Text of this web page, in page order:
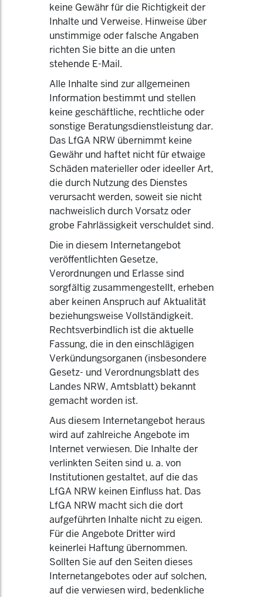
keine Gewähr für die Richtigkeit der
Inhalte und Verweise. Hinweise über
unstimmige oder falsche Angaben
richten Sie bitte an die unten
stehende E-Mail.
Alle Inhalte sind zur allgemeinen
Information bestimmt und stellen
keine geschäftliche, rechtliche oder
sonstige Beratungsdienstleistung dar.
Das LfGA NRW übernimmt keine
Gewähr und haftet nicht für etwaige
Schäden materieller oder ideeller Art,
die durch Nutzung des Dienstes
verursacht werden, soweit sie nicht
nachweislich durch Vorsatz oder
grobe Fahrlässigkeit verschuldet sind.
Die in diesem Internetangebot
veröffentlichten Gesetze,
Verordnungen und Erlasse sind
sorgfältig zusammengestellt, erheben
aber keinen Anspruch auf Aktualität
beziehungsweise Vollständigkeit.
Rechtsverbindlich ist die aktuelle
Fassung, die in den einschlägigen
Verkündungsorganen (insbesondere
Gesetz- und Verordnungsblatt des
Landes NRW, Amtsblatt) bekannt
gemacht worden ist.
Aus diesem Internetangebot heraus
wird auf zahlreiche Angebote im
Internet verwiesen. Die Inhalte der
verlinkten Seiten sind u. a. von
Institutionen gestaltet, auf die das
LfGA NRW keinen Einfluss hat. Das
LfGA NRW macht sich die dort
aufgeführten Inhalte nicht zu eigen.
Für die Angebote Dritter wird
keinerlei Haftung übernommen.
Sollten Sie auf den Seiten dieses
Internetangebotes oder auf solchen,
auf die verwiesen wird, bedenkliche